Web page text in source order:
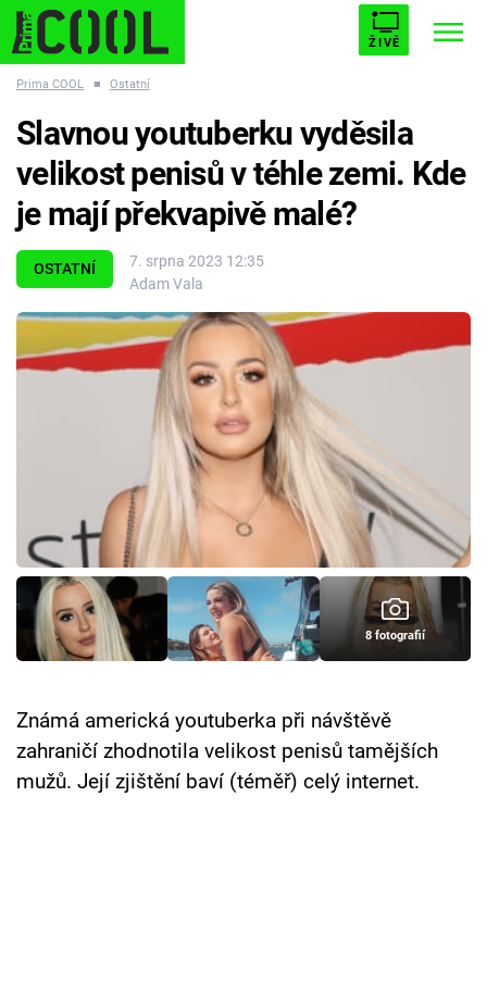
ŽIVĚ
ESCAPE PLNEJ KOTEL AVENGERS 5
Témata
Přihlášení
Prima COOL ■ Ostatní
OSTATNÍ
7. srpna 2023 12:35
Adam Vala
Slavnou youtuberku vyděsila
velikost penisů v téhle zemi. Kde
je mají překvapivě malé?
8 fotografií
Známá americká youtuberka při návštěvě
zahraničí zhodnotila velikost penisů tamějších
mužů. Její zjištění baví (téměř) celý internet.